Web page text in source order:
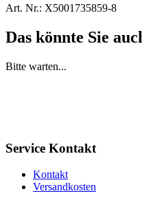
Art. Nr.: X5001735859-8
Das könnte Sie
Bitte warten...
Service Kontakt
Kontakt
Versandkosten